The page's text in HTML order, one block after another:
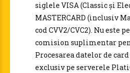
siglele VISA (Classic și
MASTERCARD (inclusiv
cod CVV2/CVC2). Nu este
comision suplimentar
Procesarea datelor de
exclusiv pe serverele